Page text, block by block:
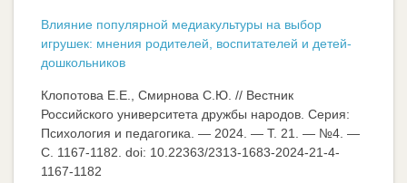
Влияние популярной медиакультуры на выбор
игрушек: мнения родителей, воспитателей и детей-
дошкольников
Клопотова Е.Е., Смирнова С.Ю. // Вестник
Российского университета дружбы народов. Серия:
Психология и педагогика. — 2024. — Т. 21. — №4. —
C. 1167-1182. doi: 10.22363/2313-1683-2024-21-4-
1167-1182